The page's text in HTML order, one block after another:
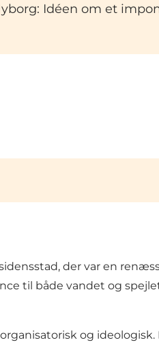
Idéen om et
der var en
til både vandet og
og ideologisk.